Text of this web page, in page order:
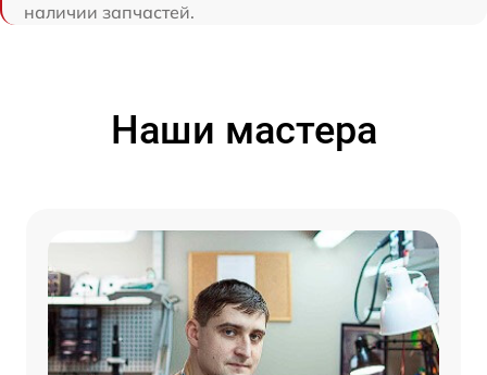
наличии запчастей.
Наши мастера